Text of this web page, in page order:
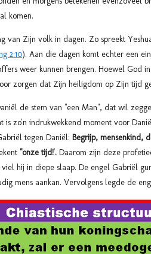
komen.
van Zijn volk in dagen. Zo spreekt
2:10). Aan die dagen komt echter een
weer kunnen brengen. Hoewel God
zorgen dat Zijn heiligdom op Zijn tijd
de stem van "een Man", dat wil
is zo'n indrukwekkend moment voor
tegen Daniël: Begrijp, mensenkind,
"onze tijd!'. Daarom zijn deze
hij in diepe slaap. De engel Gabriël
mens aankan. Vervolgens legde de